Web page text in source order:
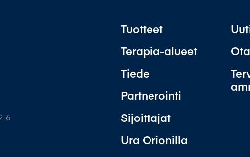
6
Tuotteet
Terapia-alueet
Tiede
Partnerointi
Sijoittajat
Ura Orionilla